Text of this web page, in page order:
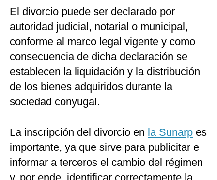
El divorcio puede ser declarado por
autoridad judicial, notarial o municipal,
conforme al marco legal vigente y como
consecuencia de dicha declaración se
establecen la liquidación y la distribución
de los bienes adquiridos durante la
sociedad conyugal.
La inscripción del divorcio en la Sunarp es
importante, ya que sirve para publicitar e
informar a terceros el cambio del régimen
y, por ende, identificar correctamente la